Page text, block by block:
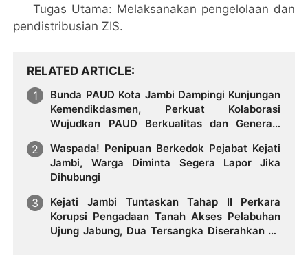
​Tugas Utama: Melaksanakan pengelolaan dan
pendistribusian ZIS.
RELATED ARTICLE
Bunda PAUD Kota Jambi Dampingi Kunjungan
Kemendikdasmen, Perkuat Kolaborasi
Wujudkan PAUD Berkualitas dan Generasi
Waspada! Penipuan Berkedok Pejabat Kejati
Jambi, Warga Diminta Segera Lapor Jika
Dihubungi
Kejati Jambi Tuntaskan Tahap II Perkara
Korupsi Pengadaan Tanah Akses Pelabuhan
Ujung Jabung, Dua Tersangka Diserahkan ke